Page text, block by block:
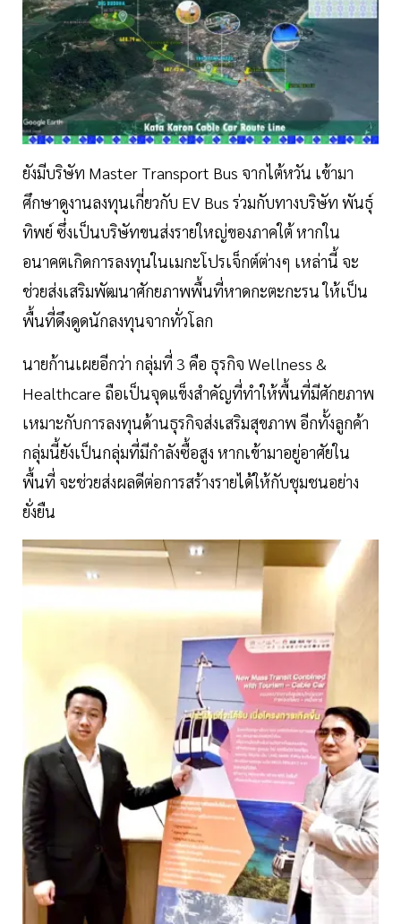
ยังมีบริษัท Master Transport Bus จากไต้หวัน เข้ามา
ศึกษาดูงานลงทุนเกี่ยวกับ EV Bus ร่วมกับทางบริษัท พันธุ์
ทิพย์ ซึ่งเป็นบริษัทขนส่งรายใหญ่ของภาคใต้ หากใน
อนาคตเกิดการลงทุนในเมกะโปรเจ็กต์ต่างๆ เหล่านี้ จะ
ช่วยส่งเสริมพัฒนาศักยภาพพื้นที่หาดกะตะกะรน ให้เป็น
พื้นที่ดึงดูดนักลงทุนจากทั่วโลก
นายก้านเผยอีกว่า กลุ่มที่ 3 คือ ธุรกิจ Wellness &
Healthcare ถือเป็นจุดแข็งสำคัญที่ทำให้พื้นที่มีศักยภาพ
เหมาะกับการลงทุนด้านธุรกิจส่งเสริมสุขภาพ อีกทั้งลูกค้า
กลุ่มนี้ยังเป็นกลุ่มที่มีกำลังซื้อสูง หากเข้ามาอยู่อาศัยใน
พื้นที่ จะช่วยส่งผลดีต่อการสร้างรายได้ให้กับชุมชนอย่าง
ยั่งยืน